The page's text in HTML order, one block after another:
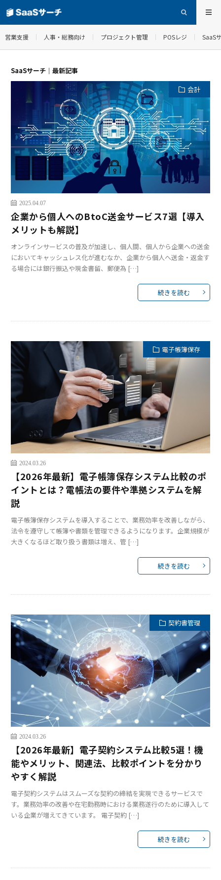
営業支援 人事・総務向け プロジェクト管理 POSレジ SaaS
SaaSサーチ｜最新記事
会計
2025.04.07
企業から個人へのBtoC送金サービス7選【導入
メリットも解説】
オンラインサービスの普及が加速し、個人間、個人から企業への送金
においてキャッシュレス化が進むなか、企業から個人へ送金・返金す
る場合には銀行振込や現金書留、郵便為 […]
続きを読む
電子帳簿保存
2024.03.26
【2026年最新】電子帳簿保存システム比較のポ
イントとは？電帳法の要件や準拠システムを解
説
電子帳簿保存システムを導入することで、業務効率を改善しながら、
法令を遵守して帳簿や書類を管理できるようになります。企業規模が
大きくなるほど取り扱う書類は増え、管 […]
続きを読む
契約書管理
2024.03.26
【2026年最新】電子契約システム比較5選！機
能やメリット、関連法、比較ポイントを分かり
やすく解説
電子契約システムはスムーズな契約の締結を実現できるサービスで
す。業務効率の改善や在宅勤務時における業務遂行のために導入して
いる企業が増えてきています。 電子契約 […]
続きを読む